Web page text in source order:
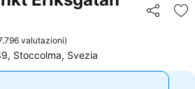
Condividi
valutazioni)
Stoccolma, Svezia